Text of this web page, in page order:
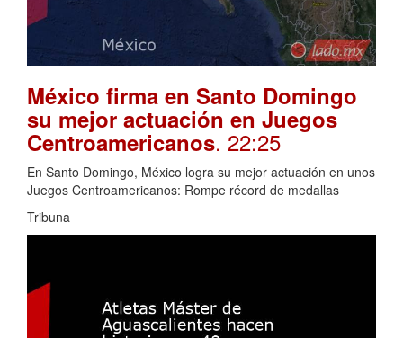
México firma en Santo Domingo
su mejor actuación en Juegos
Centroamericanos. 22:25
En Santo Domingo, México logra su mejor actuación en unos
Juegos Centroamericanos: Rompe récord de medallas
Tribuna